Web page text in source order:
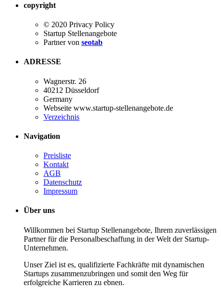
copyright
© 2020 Privacy Policy
Startup Stellenangebote
Partner von seotab
ADRESSE
Wagnerstr. 26
40212 Düsseldorf
Germany
Webseite www.startup-stellenangebote.de
Verzeichnis
Navigation
Preisliste
Kontakt
AGB
Datenschutz
Impressum
Über uns
Willkommen bei Startup Stellenangebote, Ihrem zuverlässigen
Partner für die Personalbeschaffung in der Welt der Startup-
Unternehmen.
Unser Ziel ist es, qualifizierte Fachkräfte mit dynamischen
Startups zusammenzubringen und somit den Weg für
erfolgreiche Karrieren zu ebnen.